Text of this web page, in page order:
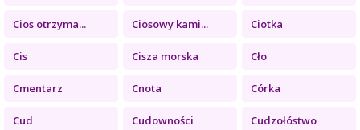
Cios otrzyma... Ciosowy kami... Ciotka
Cis Cisza morska Cło
Cmentarz Cnota Córka
Cud Cudowności Cudzołóstwo